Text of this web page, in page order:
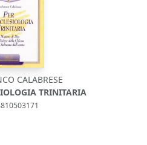
CALABRESE
TRINITARIA